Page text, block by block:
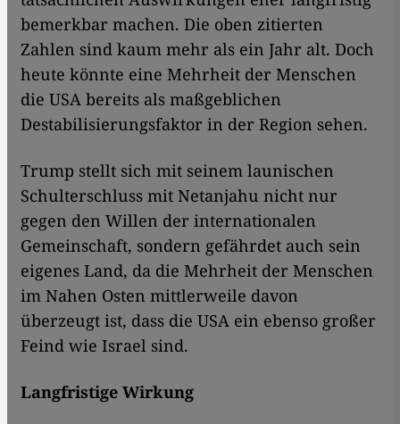
bemerkbar machen. Die oben zitierten
Zahlen sind kaum mehr als ein Jahr alt. Doch
heute könnte eine Mehrheit der Menschen
die USA bereits als maßgeblichen
Destabilisierungsfaktor in der Region sehen.
Trump stellt sich mit seinem launischen
Schulterschluss mit Netanjahu nicht nur
gegen den Willen der internationalen
Gemeinschaft, sondern gefährdet auch sein
eigenes Land, da die Mehrheit der Menschen
im Nahen Osten mittlerweile davon
überzeugt ist, dass die USA ein ebenso großer
Feind wie Israel sind.
Langfristige Wirkung